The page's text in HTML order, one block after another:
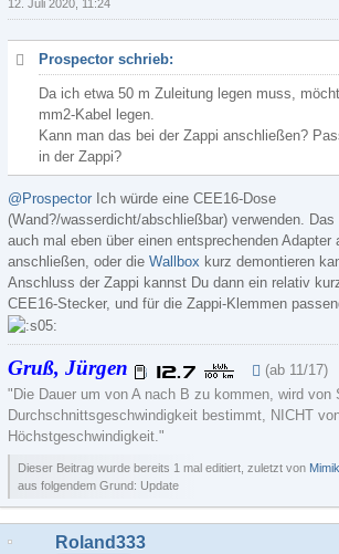
12. Juli 2020, 11:24
Prospector schrieb:
Da ich etwa 50 m Zuleitung legen muss,
mm2-Kabel legen.
Kann man das bei der Zappi anschließen?
in der Zappi?
@Prospector Ich würde eine CEE16-Dose
(Wand?/wasserdicht/abschließbar) verwenden.
auch mal eben über einen entsprechenden Adapter
anschließen, oder die Wallbox kurz demontieren
Anschluss der Zappi kannst Du dann ein relativ
CEE16-Stecker, und für die Zappi-Klemmen
Gruß, Jürgen
(ab 11/17)
"Die Dauer um von A nach B zu kommen, wird von
Durchschnittsgeschwindigkeit bestimmt, NICHT
Höchstgeschwindigkeit."
Dieser Beitrag wurde bereits 1 mal editiert, zuletzt von
aus folgendem Grund: Update
Roland333